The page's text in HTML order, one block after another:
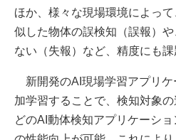
ほか、様々な現場環境によっ
似した物体の誤検知（誤報）
ない（失報）など、精度にも課
新開発のAI現場学習アプリケ
加学習することで、検知対象
どのAI動体検知アプリケーショ